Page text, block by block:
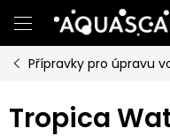
na
obsah
Přípravky pro úpravu
Tropica